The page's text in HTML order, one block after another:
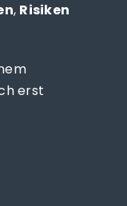
, Risiken
erst